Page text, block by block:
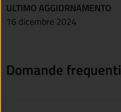
ULTIMO AGGIORNAMENTO
16 dicembre 2024
Domande frequenti